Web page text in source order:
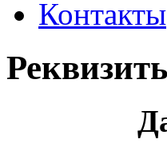
Контакты